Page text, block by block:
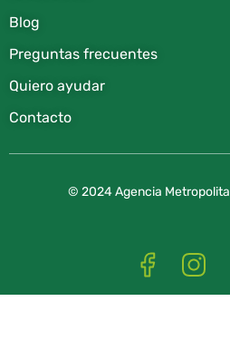
Blog
Preguntas frecuentes
Quiero ayudar
Contacto
© 2024 Agencia